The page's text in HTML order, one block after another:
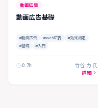
動画広告
動画広告基礎
#動画広告 #Web広告
#効果測定
#基礎
#入門
0.7h
竹谷 力 氏
詳細